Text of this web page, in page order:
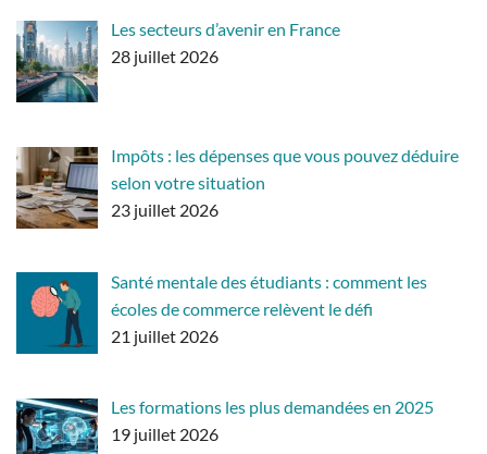
Les secteurs d’avenir en France
28 juillet 2026
Impôts : les dépenses que vous pouvez déduire
selon votre situation
23 juillet 2026
Santé mentale des étudiants : comment les
écoles de commerce relèvent le défi
21 juillet 2026
Les formations les plus demandées en 2025
19 juillet 2026